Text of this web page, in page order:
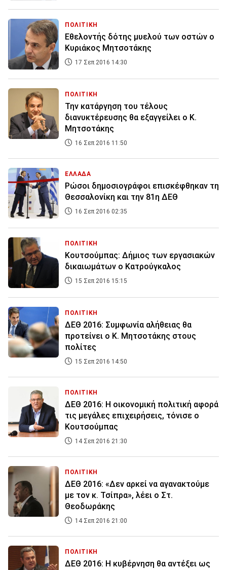
ΠΟΛΙΤΙΚΗ
Eθελοντής δότης μυελού των οστών ο
Κυριάκος Μητσοτάκης
17 Σεπ 2016 14:30
ΠΟΛΙΤΙΚΗ
Την κατάργηση του τέλους
διανυκτέρευσης θα εξαγγείλει ο Κ.
Μητσοτάκης
16 Σεπ 2016 11:50
ΕΛΛΑΔΑ
Ρώσοι δημοσιογράφοι επισκέφθηκαν τη
Θεσσαλονίκη και την 81η ΔΕΘ
16 Σεπ 2016 02:35
ΠΟΛΙΤΙΚΗ
Kουτσούμπας: Δήμιος των εργασιακών
δικαιωμάτων ο Κατρούγκαλος
15 Σεπ 2016 15:15
ΠΟΛΙΤΙΚΗ
ΔΕΘ 2016: Συμφωνία αλήθειας θα
προτείνει ο Κ. Μητσοτάκης στους
πολίτες
15 Σεπ 2016 14:50
ΠΟΛΙΤΙΚΗ
ΔΕΘ 2016: Η οικονομική πολιτική αφορά
τις μεγάλες επιχειρήσεις, τόνισε ο
Κουτσούμπας
14 Σεπ 2016 21:30
ΠΟΛΙΤΙΚΗ
ΔΕΘ 2016: «Δεν αρκεί να αγανακτούμε
με τον κ. Τσίπρα», λέει ο Στ.
Θεοδωράκης
14 Σεπ 2016 21:00
ΠΟΛΙΤΙΚΗ
ΔΕΘ 2016: Η κυβέρνηση θα αντέξει ως